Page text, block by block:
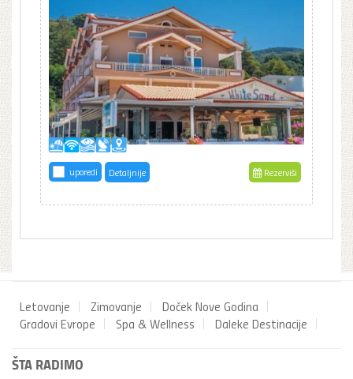
uporedi Detaljnije Rezerviši
Letovanje Zimovanje
Doček Nove Godina
Gradovi Evrope
Spa & Wellness Daleke Destinacije
ŠTA RADIMO